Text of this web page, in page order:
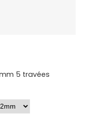
5 travées